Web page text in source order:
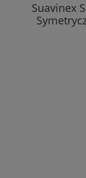
Suavinex